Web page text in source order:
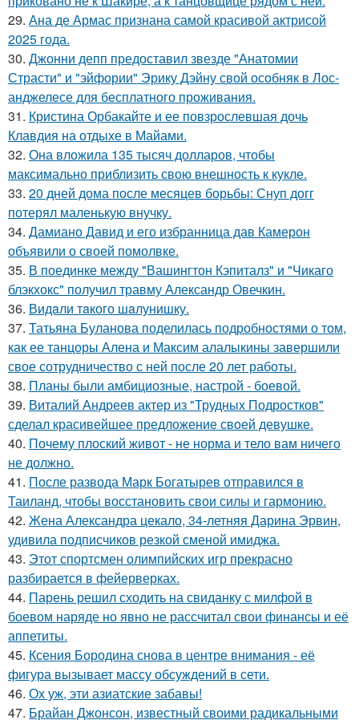
29. Ана де Армас признана самой красивой актрисой
2025 года.
30. Джонни депп предоставил звезде "Анатомии
Страсти" и "эйфории" Эрику Дэйну свой особняк в Лос-
анджелесе для бесплатного проживания.
31. Кристина Орбакайте и ее повзрослевшая дочь
Клавдия на отдыхе в Майами.
32. Она вложила 135 тысяч долларов, чтобы
максимально приблизить свою внешность к кукле.
33. 20 дней дома после месяцев борьбы: Снуп догг
потерял маленькую внучку.
34. Дамиано Давид и его избранница дав Камерон
объявили о своей помолвке.
35. В поединке между "Вашингтон Кэпиталз" и "Чикаго
блэкхокс" получил травму Александр Овечкин.
36. Видaли тaкого шaлунишку.
37. Татьяна Буланова поделилась подробностями о том,
как ее танцоры Алена и Максим алалыкины завершили
свое сотрудничество с ней после 20 лет работы.
38. Планы были амбициозные, настрой - боевой.
39. Виталий Андреев актер из "Трудных Подростков"
сделал красивейшее предложение своей девушке.
40. Почему плоский живот - не норма и тело вам ничего
не должно.
41. После развода Марк Богатырев отправился в
Таиланд, чтобы восстановить свои силы и гармонию.
42. Жена Александра цекало, 34-летняя Дарина Эрвин,
удивила подписчиков резкой сменой имиджа.
43. Этот спортсмен олимпийских игр прекрасно
разбирается в фейерверках.
44. Парень решил сходить на свиданку с милфой в
боевом наряде но явно не рассчитал свои финансы и её
аппетиты.
45. Ксения Бородина снова в центре внимания - её
фигура вызывает массу обсуждений в сети.
46. Ох уж, эти азиатские забавы!
47. Брайан Джонсон, известный своими радикальными